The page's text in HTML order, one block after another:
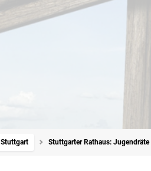
Stuttgart Stuttgarter Rathaus: